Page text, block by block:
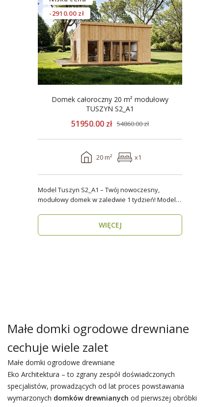
-2910.00 zł
Domek całoroczny 20 m² modułowy
TUSZYN S2_A1
51950.00 zł 54860.00 zł
20 m² x1
Model Tuszyn S2_A1 – Twój nowoczesny,
modułowy domek w zaledwie 1 tydzień! Model
WIĘCEJ
Małe domki ogrodowe drewniane
cechuje wiele zalet
Małe domki ogrodowe drewniane
Eko Architektura – to zgrany zespół doświadczonych
specjalistów, prowadzących od lat proces powstawania
wymarzonych domków drewnianych od pierwszej obróbki